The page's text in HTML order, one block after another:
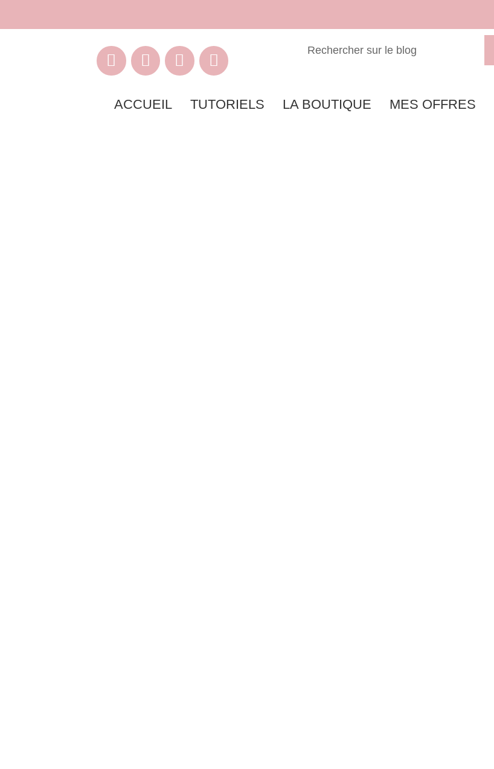
ACCUEIL TUTORIELS LA BOUTIQUE MES OFFRES